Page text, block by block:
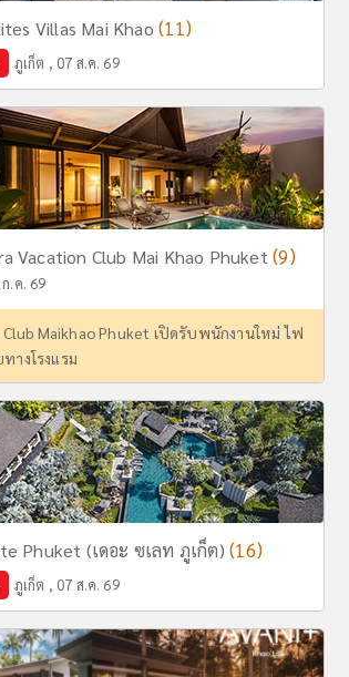
Villas Mai Khao(11)
ภูเก็ต , 07 ส.ค. 69
Vacation Club Mai Khao Phuket(9)
.ค. 69
Maikhao Phuket เปิดรับพนักงานใหม่ ไฟ
างโรงแรม
Phuket (เดอะ ซเลท ภูเก็ต)(16)
ภูเก็ต , 07 ส.ค. 69